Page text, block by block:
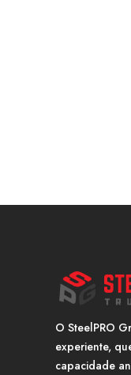
O SteelPRO
experiente,
capacidade